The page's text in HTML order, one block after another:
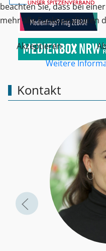
Kontakt
beachten Sie, dass bei
mehr alle Funktionalitäten
Akzeptieren
Weitere